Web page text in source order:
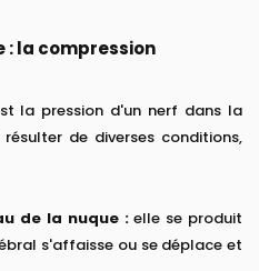
: la compression
la pression d'un nerf dans la
de diverses conditions,
de la nuque :elle se produit
s'affaisse ou se déplace et